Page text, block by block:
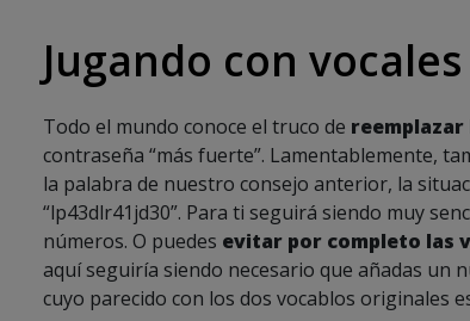
Jugando con
Todo el mundo conoce el truco de reemplazar
contraseña “más fuerte”. Lamentablemente,
la palabra de nuestro consejo anterior, la
“lp43dlr41jd30”. Para ti seguirá siendo muy
números. O puedes evitar por completo las
aquí seguiría siendo necesario que añadas un
cuyo parecido con los dos vocablos originales